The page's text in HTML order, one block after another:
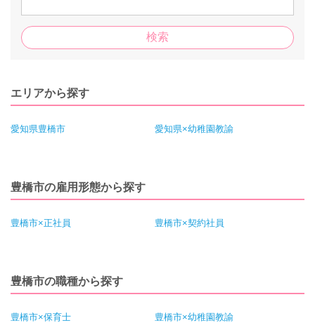
エリアから探す
愛知県豊橋市 愛知県×幼稚園教諭
豊橋市の雇用形態から探す
豊橋市×正社員 豊橋市×契約社員
豊橋市の職種から探す
豊橋市×保育士 豊橋市×幼稚園教諭